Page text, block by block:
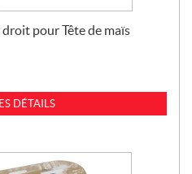
pour Tête de maïs
DÉTAILS